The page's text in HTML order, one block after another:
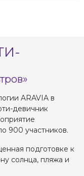
ARAVIA в
девичник
900 участников.
подготовке к
солнца, пляжа и